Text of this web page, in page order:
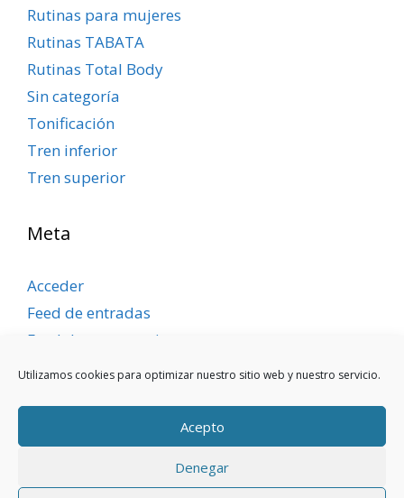
Utilizamos cookies para optimizar nuestro sitio web y nuestro servicio.
Acepto
Denegar
Rutinas para mujeres
Rutinas TABATA
Rutinas Total Body
Sin categoría
Tonificación
Tren inferior
Tren superior
Meta
Acceder
Feed de entradas
Feed de comentarios
WordPress.org
Aviso legal|Política de privacidad|Política de